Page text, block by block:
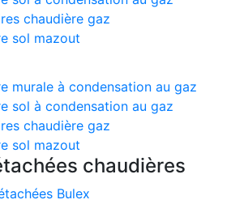
chaudière gaz
sol mazout
murale à condensation au gaz
sol à condensation au gaz
chaudière gaz
sol mazout
chaudières
Bulex